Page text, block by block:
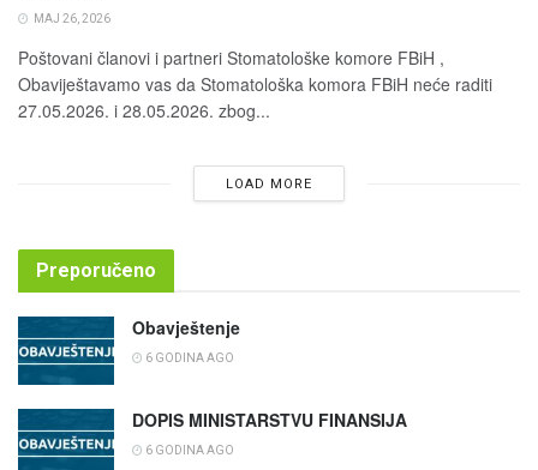
MAJ 26, 2026
Poštovani članovi i partneri Stomatološke komore FBiH ,
Obaviještavamo vas da Stomatološka komora FBiH neće raditi
27.05.2026. i 28.05.2026. zbog...
LOAD MORE
Preporučeno
Obavještenje
6 GODINA AGO
DOPIS MINISTARSTVU FINANSIJA
6 GODINA AGO